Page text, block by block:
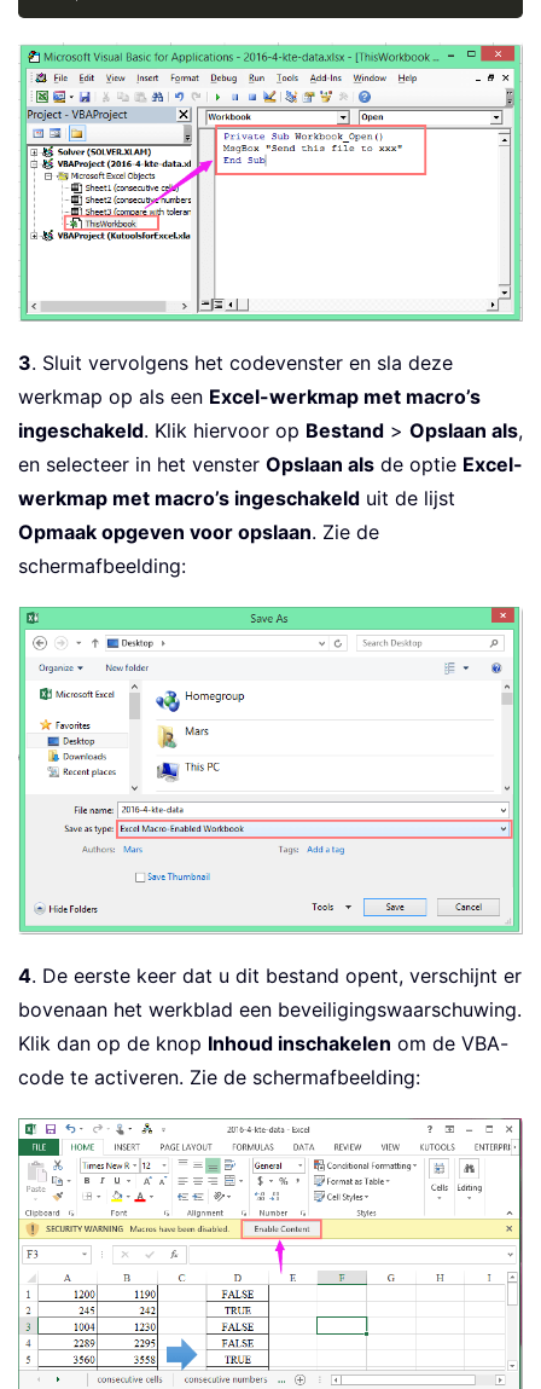
3. Sluit vervolgens het codevenster en sla deze
werkmap op als een Excel-werkmap met macro’s
ingeschakeld. Klik hiervoor op Bestand > Opslaan als,
en selecteer in het venster Opslaan als de optie Excel-
werkmap met macro’s ingeschakeld uit de lijst
Opmaak opgeven voor opslaan. Zie de
schermafbeelding:
4. De eerste keer dat u dit bestand opent, verschijnt er
bovenaan het werkblad een beveiligingswaarschuwing.
Klik dan op de knop Inhoud inschakelen om de VBA-
code te activeren. Zie de schermafbeelding: